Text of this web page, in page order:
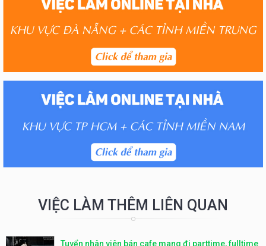
VIỆC LÀM THÊM LIÊN QUAN
Tuyển nhân viên bán cafe mang đi parttime, fulltime